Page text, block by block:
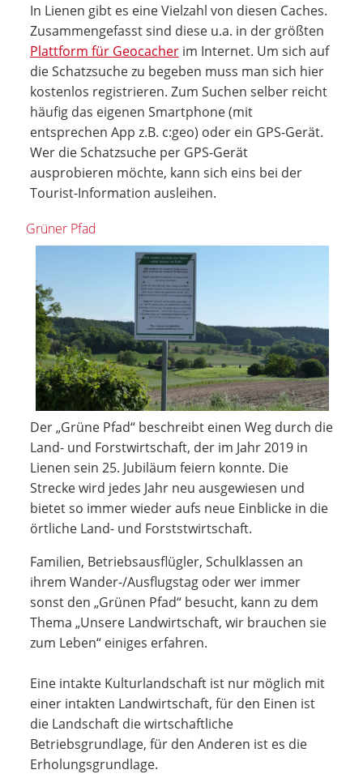
In Lienen gibt es eine Vielzahl von diesen Caches.
Zusammengefasst sind diese u.a. in der größten
Plattform für Geocacherim Internet. Um sich auf
die Schatzsuche zu begeben muss man sich hier
kostenlos registrieren. Zum Suchen selber reicht
häufig das eigenen Smartphone (mit
entsprechen App z.B. c:geo) oder ein GPS-Gerät.
Wer die Schatzsuche per GPS-Gerät
ausprobieren möchte, kann sich eins bei der
Tourist-Information ausleihen.
Grüner Pfad
Der „Grüne Pfad“ beschreibt einen Weg durch die
Land- und Forstwirtschaft, der im Jahr 2019 in
Lienen sein 25. Jubiläum feiern konnte. Die
Strecke wird jedes Jahr neu ausgewiesen und
bietet so immer wieder aufs neue Einblicke in die
örtliche Land- und Forststwirtschaft.
Familien, Betriebsausflügler, Schulklassen an
ihrem Wander-/Ausflugstag oder wer immer
sonst den „Grünen Pfad“ besucht, kann zu dem
Thema „Unsere Landwirtschaft, wir brauchen sie
zum Leben“ einiges erfahren.
Eine intakte Kulturlandschaft ist nur möglich mit
einer intakten Landwirtschaft, für den Einen ist
die Landschaft die wirtschaftliche
Betriebsgrundlage, für den Anderen ist es die
Erholungsgrundlage.